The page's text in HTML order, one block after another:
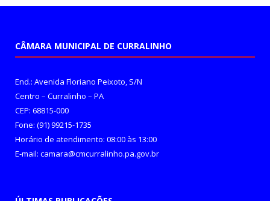
CÂMARA MUNICIPAL DE CURRALINHO
End.: Avenida Floriano Peixoto, S/N
Centro – Curralinho – PA
CEP: 68815-000
Fone: (91) 99215-1735
Horário de atendimento: 08:00 às 13:00
E-mail: camara@cmcurralinho.pa.gov.br